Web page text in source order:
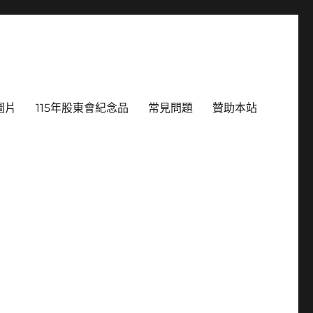
片 115年股東會紀念品 常見問題 贊助本站